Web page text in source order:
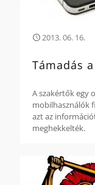
2013. 06. 16.
Támadás
A szakértők egy
mobilhasználók
azt az
meghekkelték.